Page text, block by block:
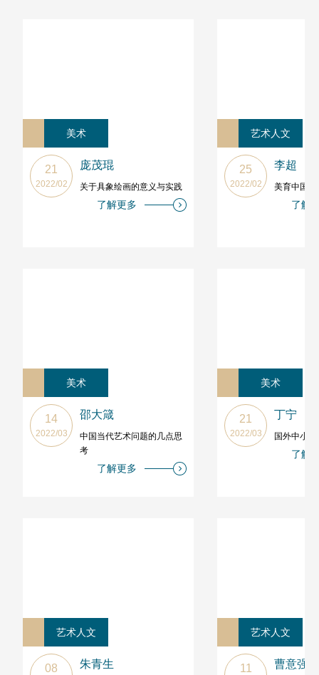
美术
21
2022/02
庞茂琨
关于具象绘画的意义与实践
了解更多
艺术人文
25
2022/02
李超
美育中国百
了解
美术
14
2022/03
邵大箴
中国当代艺术问题的几点思
考
了解更多
美术
21
2022/03
丁宁
国外中小
了解
艺术人文
08 朱青生
艺术人文
11 曹意强